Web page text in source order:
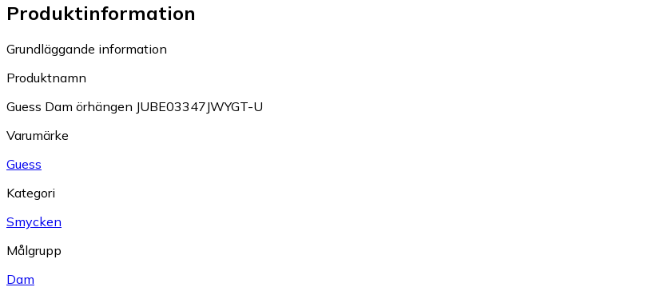
Produktinformation
Grundläggande information
Produktnamn
Guess Dam örhängen JUBE03347JWYGT-U
Varumärke
Guess
Kategori
Smycken
Målgrupp
Dam